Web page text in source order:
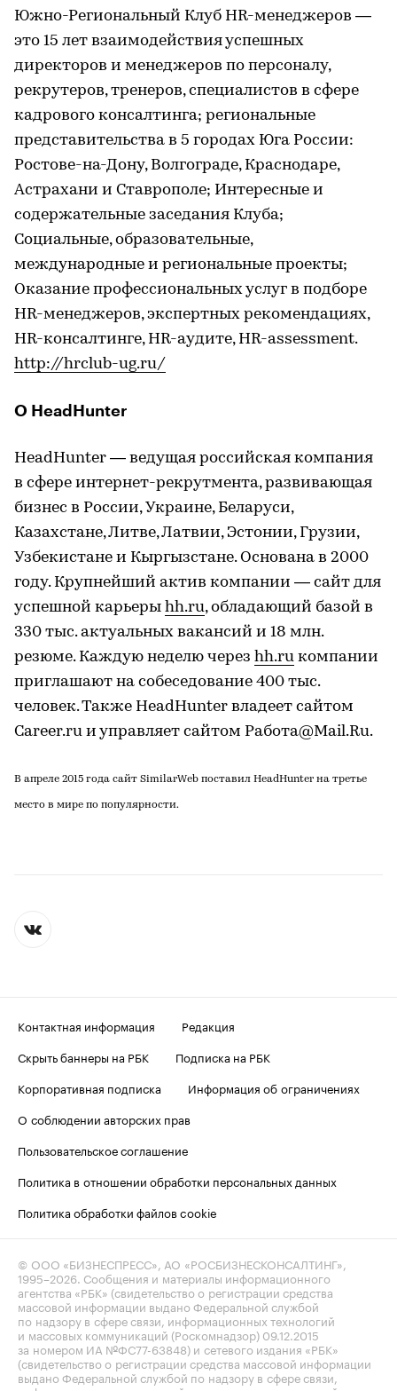
Южно-Региональный Клуб HR-менеджеров —
это 15 лет взаимодействия успешных
директоров и менеджеров по персоналу,
рекрутеров, тренеров, специалистов в сфере
кадрового консалтинга; региональные
представительства в 5 городах Юга России:
Ростове-на-Дону, Волгограде, Краснодаре,
Астрахани и Ставрополе; Интересные и
содержательные заседания Клуба;
Социальные, образовательные,
международные и региональные проекты;
Оказание профессиональных услуг в подборе
HR-менеджеров, экспертных рекомендациях,
HR-консалтинге, HR-аудите, HR-assessment.
http://hrclub-ug.ru/
О HeadHunter
HeadHunter — ведущая российская компания
в сфере интернет-рекрутмента, развивающая
бизнес в России, Украине, Беларуси,
Казахстане, Литве, Латвии, Эстонии, Грузии,
Узбекистане и Кыргызстане. Основана в 2000
году. Крупнейший актив компании — сайт для
успешной карьеры hh.ru, обладающий базой в
330 тыс. актуальных вакансий и 18 млн.
резюме. Каждую неделю через hh.ru компании
приглашают на собеседование 400 тыс.
человек. Также HeadHunter владеет сайтом
Career.ru и управляет сайтом Работа@Mail.Ru.
В апреле 2015 года сайт SimilarWeb поставил HeadHunter на третье
место в мире по популярности.
Контактная информация
Редакция
Скрыть баннеры на РБК
Подписка на РБК
Корпоративная подписка
Информация об ограничениях
О соблюдении авторских прав
Пользовательское соглашение
Политика в отношении обработки персональных данных
Политика обработки файлов cookie
© ООО «БИЗНЕСПРЕСС», АО «РОСБИЗНЕСКОНСАЛТИНГ»,
1995–2026 . Сообщения и материалы информационного
агентства «РБК» (свидетельство о регистрации средства
массовой информации выдано Федеральной службой
по надзору в сфере связи, информационных технологий
и массовых коммуникаций (Роскомнадзор) 09.12.2015
за номером ИА №ФС77-63848) и сетевого издания «РБК»
(свидетельство о регистрации средства массовой информации
выдано Федеральной службой по надзору в сфере связи,